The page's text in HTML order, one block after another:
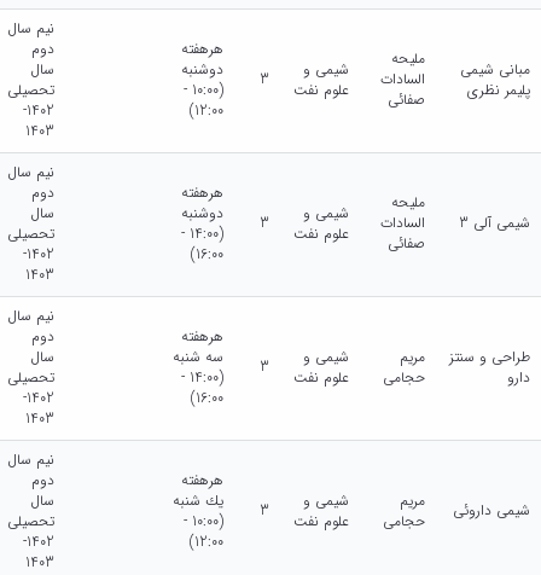
مبانی شیمی
پلیمر نظری
ملیحه
السادات
صفائی
شیمی و
علوم نفت
3
هرهفته
دوشنبه
(10:00 -
12:00)
نیم سال
دوم
سال
تحصیلی
1402-
1403
شیمی آلی 3
ملیحه
السادات
صفائی
شیمی و
علوم نفت
3
هرهفته
دوشنبه
(14:00 -
16:00)
نیم سال
دوم
سال
تحصیلی
1402-
1403
طراحی و سنتز
دارو
مریم
حجامی
شیمی و
علوم نفت
3
هرهفته
سه شنبه
(14:00 -
16:00)
نیم سال
دوم
سال
تحصیلی
1402-
1403
شیمی داروئی
مریم
حجامی
شیمی و
علوم نفت
3
هرهفته
يك شنبه
(10:00 -
12:00)
نیم سال
دوم
سال
تحصیلی
1402-
1403